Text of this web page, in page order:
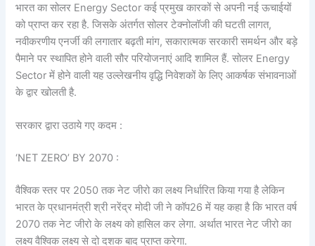
भारत का सोलर Energy Sector कई प्रमुख कारकों से अपनी नई ऊचाईयों
को प्राप्त कर रहा है. जिसके अंतर्गत सोलर टेक्नोलॉजी की घटती लागत,
नवीकरणीय एनर्जी की लगातार बढ़ती मांग, सकारात्मक सरकारी समर्थन और बड़े
पैमाने पर स्थापित होने वाली सौर परियोजनाएं आदि शामिल हैं. सोलर Energy
Sector में होने वाली यह उल्लेखनीय वृद्धि निवेशकों के लिए आकर्षक संभावनाओं
के द्वार खोलती है.
सरकार द्वारा उठाये गए कदम :
‘NET ZERO’ BY 2070 :
वैश्विक स्तर पर 2050 तक नेट जीरो का लक्ष्य निर्धारित किया गया है लेकिन
भारत के प्रधानमंत्री श्री नरेंद्र मोदी जी ने कॉप26 में यह कहा है कि भारत वर्ष
2070 तक नेट जीरो के लक्ष्य को हासिल कर लेगा. अर्थात भारत नेट जीरो का
लक्ष्य वैश्विक लक्ष्य से दो दशक बाद प्राप्त करेगा.